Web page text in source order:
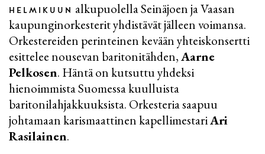
HELMIKUUN
alkupuolella Seinäjoen ja Vaasan
kaupunginorkesterit yhdistävät jälleen voimansa.
Orkestereiden perinteinen kevään yhteiskonsertti
esittelee nousevan baritonitähden,Aarne
Pelkosen. Häntä on kutsuttu yhdeksi
hienoimmista Suomessa kuulluista
baritonilahjakkuuksista. Orkesteria saapuu
johtamaan karismaattinen kapellimestariAri
Rasilainen.